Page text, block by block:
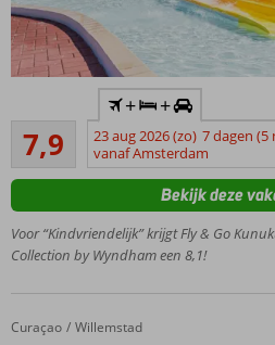
Prachtig
resort in
unieke
Één van de
vakantiedeals
7,9
1387
beoordelingen
+ +
23 aug 2026 (zo) 7 dagen (5
vanaf Amsterdam
Voor “Kindvriendelijk” krijgt Fly & Go
Collection by Wyndham een 8,1!
Bekijk deze
Home
Curaçao Willemstad
The Rif at Mangrove Beach Corendon, Curio by Hilton incl. 3 dagen huurauto